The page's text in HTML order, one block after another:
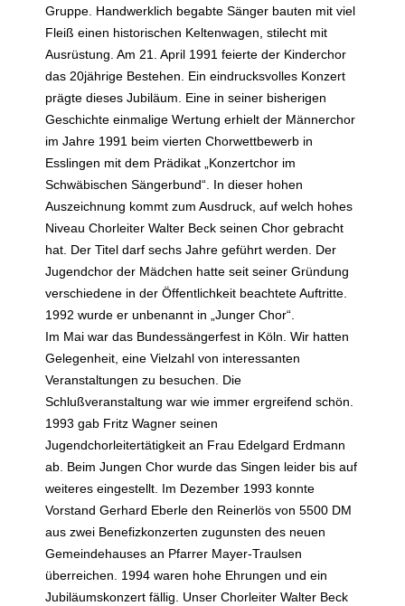
Gruppe. Handwerklich begabte Sänger bauten mit viel
Fleiß einen historischen Keltenwagen, stilecht mit
Ausrüstung. Am 21. April 1991 feierte der Kinderchor
das 20jährige Bestehen. Ein eindrucksvolles Konzert
prägte dieses Jubiläum. Eine in seiner bisherigen
Geschichte einmalige Wertung erhielt der Männerchor
im Jahre 1991 beim vierten Chorwettbewerb in
Esslingen mit dem Prädikat „Konzertchor im
Schwäbischen Sängerbund“. In dieser hohen
Auszeichnung kommt zum Ausdruck, auf welch hohes
Niveau Chorleiter Walter Beck seinen Chor gebracht
hat. Der Titel darf sechs Jahre geführt werden. Der
Jugendchor der Mädchen hatte seit seiner Gründung
verschiedene in der Öffentlichkeit beachtete Auftritte.
1992 wurde er unbenannt in „Junger Chor“.
Im Mai war das Bundessängerfest in Köln. Wir hatten
Gelegenheit, eine Vielzahl von interessanten
Veranstaltungen zu besuchen. Die
Schlußveranstaltung war wie immer ergreifend schön.
1993 gab Fritz Wagner seinen
Jugendchorleitertätigkeit an Frau Edelgard Erdmann
ab. Beim Jungen Chor wurde das Singen leider bis auf
weiteres eingestellt. Im Dezember 1993 konnte
Vorstand Gerhard Eberle den Reinerlös von 5500 DM
aus zwei Benefizkonzerten zugunsten des neuen
Gemeindehauses an Pfarrer Mayer-Traulsen
überreichen. 1994 waren hohe Ehrungen und ein
Jubiläumskonzert fällig. Unser Chorleiter Walter Beck